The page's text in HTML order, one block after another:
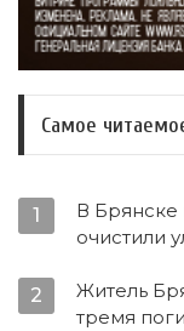
Самое
1
В
очистили
2
Житель
тремя